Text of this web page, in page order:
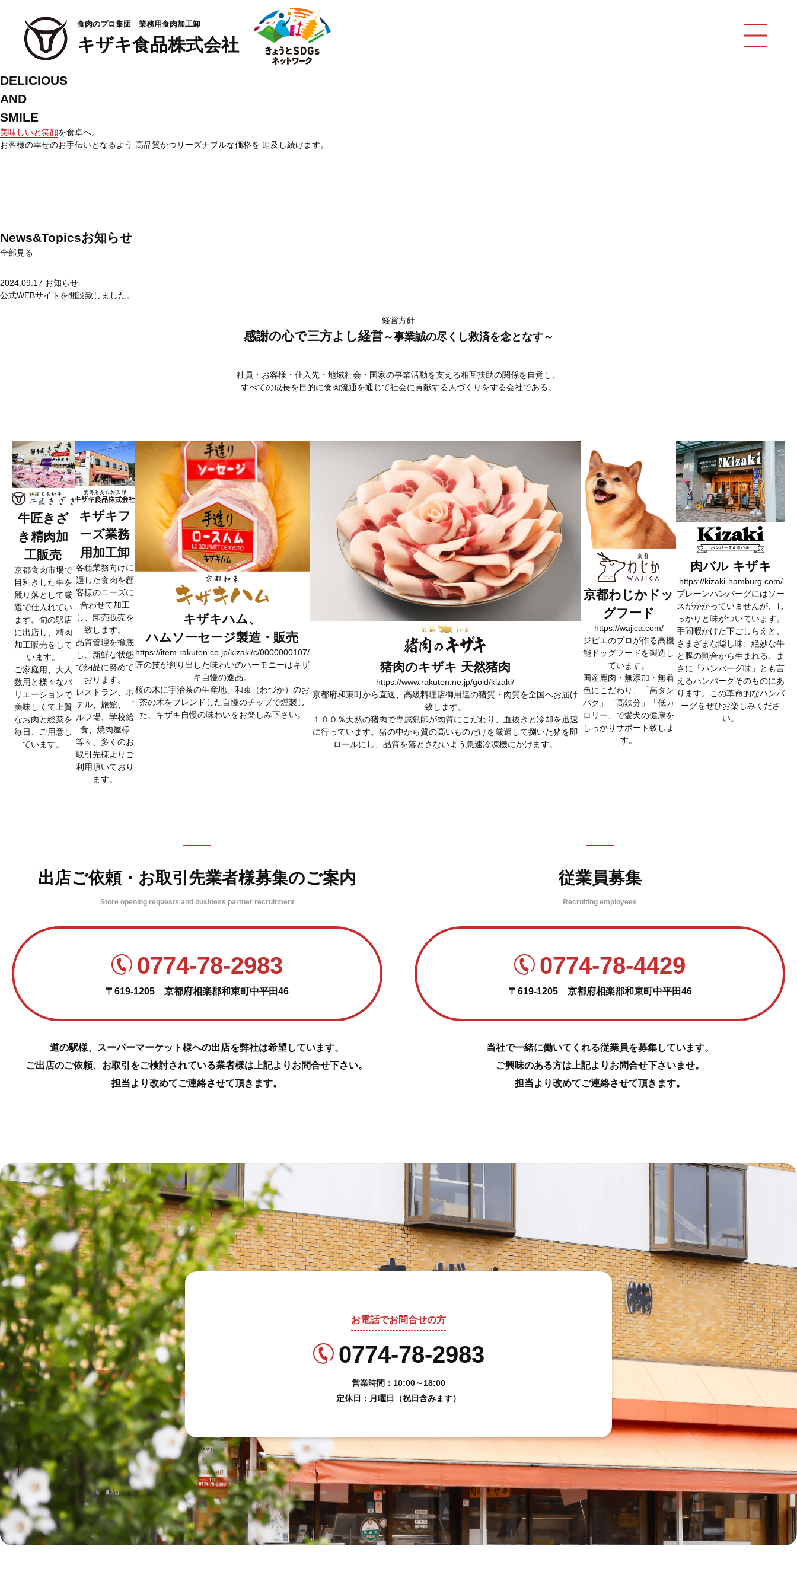
食肉のプロ集団 業務用食肉加工卸
キザキ食品株式会社
DELICIOUS
AND
SMILE
美味しいと笑顔を食卓へ。
お客様の幸せのお手伝いとなるよう 高品質かつリーズナブルな価格を 追及し続けます。
News&Topicsお知らせ
全部見る
2024.09.17 お知らせ
公式WEBサイトを開設致しました。
経営方針
感謝の心で三方よし経営～事業誠の尽くし救済を念となす～
社員・お客様・仕入先・地域社会・国家の事業活動を支える相互扶助の関係を自覚し、
すべての成長を目的に食肉流通を通じて社会に貢献する人づくりをする会社である。
牛匠きざ
き精肉加
工販売
京都食肉市場で
目利きした牛を
競り落として厳
選で仕入れてい
ます。旬の駅店
に出店し、精肉
加工販売をして
います。
ご家庭用、大人
数用と様々なバ
リエーションで
美味しくて上質
なお肉と総菜を
毎日、ご用意し
ています。
キザキフ
ーズ業務
用加工卸
各種業務向けに
適した食肉を顧
客様のニーズに
合わせて加工
し、卸売販売を
致します。
品質管理を徹底
し、新鮮な状態
で納品に努めて
おります。
レストラン、ホ
テル、旅館、ゴ
ルフ場、学校給
食、焼肉屋様
等々、多くのお
取引先様よりご
利用頂いており
ます。
キザキハム、
ハムソーセージ製造・販売
https://item.rakuten.co.jp/kizaki/c/0000000107/
匠の技が創り出した味わいのハーモニーはキザ
キ自慢の逸品。
桜の木に宇治茶の生産地、和束（わづか）のお
茶の木をブレンドした自慢のチップで燻製し
た、キザキ自慢の味わいをお楽しみ下さい。
猪肉のキザキ 天然猪肉
https://www.rakuten.ne.jp/gold/kizaki/
京都府和束町から直送、高級料理店御用達の猪質・肉質を全国へお届け
致します。
１００％天然の猪肉で専属猟師が肉質にこだわり、血抜きと冷却を迅速
に行っています。猪の中から質の高いものだけを厳選して捌いた猪を即
ロールにし、品質を落とさないよう急速冷凍機にかけます。
京都わじかドッ
グフード
https://wajica.com/
ジビエのプロが作る高機
能ドッグフードを製造し
ています。
国産鹿肉・無添加・無着
色にこだわり、「高タン
パク」「高鉄分」「低カ
ロリー」で愛犬の健康を
しっかりサポート致しま
す。
肉バル キザキ
https://kizaki-hamburg.com/
プレーンハンバーグにはソー
スがかかっていませんが、し
っかりと味がついています。
手間暇かけた下ごしらえと、
さまざまな隠し味、絶妙な牛
と豚の割合から生まれる、ま
さに「ハンバーグ味」とも言
えるハンバーグそのものにあ
ります。この革命的なハンバ
ーグをぜひお楽しみくださ
い。
出店ご依頼・ お取引先業者様募集のご案内
Store opening requests and business partner recruitment
0774-78-2983
〒619-1205京都府相楽郡和束町中平田46
道の駅様、スーパーマーケット様への出店を弊社は希望しています。
ご出店のご依頼、お取引をご検討されている業者様は上記よりお問合せ下さい。
担当より改めてご連絡させて頂きます。
従業員募集
Recruiting employees
0774-78-4429
〒619-1205 京都府相楽郡和束町中平田46
当社で一緒に働いてくれる従業員を募集しています。
ご興味のある方は上記よりお問合せ下さいませ。
担当より改めてご連絡させて頂きます。
お電話でお問合せの方
0774-78-2983
営業時間：10:00～18:00
定休日：月曜日（祝日含みます）